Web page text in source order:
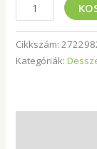
Cikkszám:
Kategóriák: